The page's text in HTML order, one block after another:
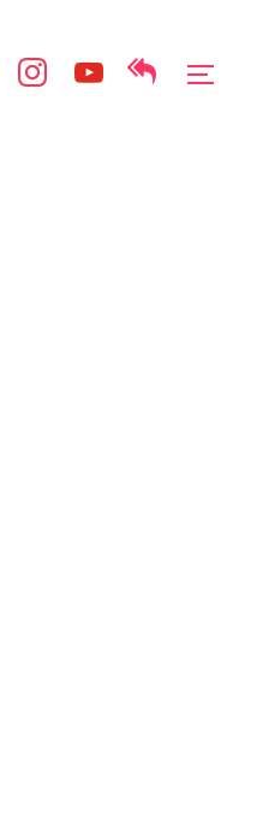
サイ